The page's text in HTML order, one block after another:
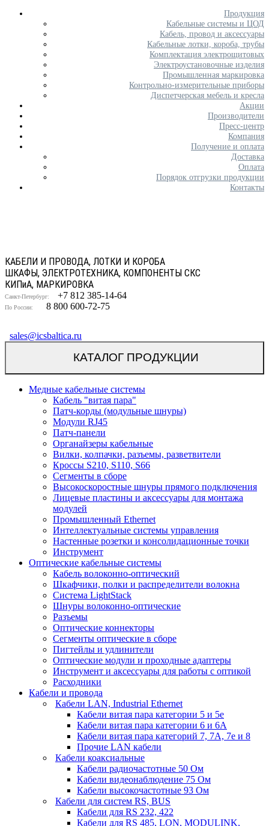
Продукция
Кабельные системы и ЦОД
Кабель, провод и аксессуары
Кабельные лотки, короба, трубы
Комплектация электрощитовых
Электроустановочные изделия
Промышленная маркировка
Контрольно-измерительные приборы
Диспетчерская мебель и кресла
Акции
Производители
Пресс-центр
Компания
Получение и оплата
Доставка
Оплата
Порядок отгрузки продукции
Контакты
КАБЕЛИ И ПРОВОДА, ЛОТКИ И КОРОБА
ШКАФЫ, ЭЛЕКТРОТЕХНИКА, КОМПОНЕНТЫ СКС
КИПиА, МАРКИРОВКА
Санкт-Петербург: +7 812 385-14-64
По России: 8 800 600-72-75
sales@icsbaltica.ru
КАТАЛОГ ПРОДУКЦИИ
Медные кабельные системы
Кабель "витая пара"
Патч-корды (модульные шнуры)
Модули RJ45
Патч-панели
Органайзеры кабельные
Вилки, колпачки, разъемы, разветвители
Кроссы S210, S110, S66
Сегменты в сборе
Высокоскоростные шнуры прямого подключения
Лицевые пластины и аксессуары для монтажа
модулей
Промышленный Ethernet
Интеллектуальные системы управления
Настенные розетки и консолидационные точки
Инструмент
Оптические кабельные системы
Кабель волоконно-оптический
Шкафчики, полки и распределители волокна
Система LightStack
Шнуры волоконно-оптические
Разъемы
Оптические коннекторы
Сегменты оптические в сборе
Пигтейлы и удлинители
Оптические модули и проходные адаптеры
Инструмент и аксессуары для работы с оптикой
Расходники
Кабели и провода
Кабели LAN, Industrial Ethernet
Кабели витая пара категории 5 и 5е
Кабели витая пара категории 6 и 6A
Кабели витая пара категорий 7, 7А, 7е и 8
Прочие LAN кабели
Кабели коаксиальные
Кабели радиочастотные 50 Ом
Кабели видеонаблюдение 75 Ом
Кабели высокочастотные 93 Ом
Кабели для систем RS, BUS
Кабели для RS 232, 422
Кабели для RS 485, LON, MODULINK,